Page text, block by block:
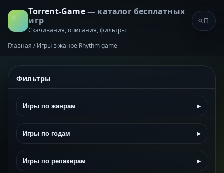
Torrent-Game— каталог бесплатных
игр
Скачивания, описания, фильтры
Главная / Игры в жанре Rhythm game
Фильтры
Игры по жанрам ▸
Игры по годам ▸
Игры по репакерам ▸